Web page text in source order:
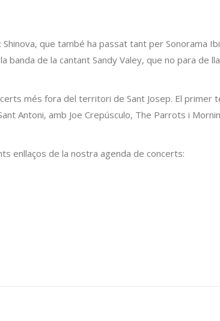
que també ha passat tant per Sonorama
banda de la cantant Sandy Valey, que no para de
més fora del territori de Sant Josep. El primer
Antoni, amb Joe Crepúsculo, The Parrots i
enllaços de la nostra agenda de concerts: